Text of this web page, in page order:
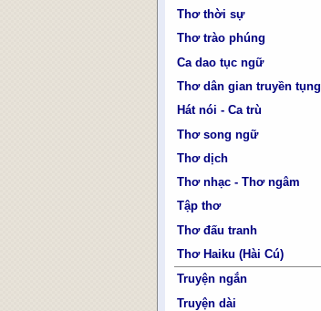
Thơ thời sự
Thơ trào phúng
Ca dao tục ngữ
Thơ dân gian truyền tụng
Hát nói - Ca trù
Thơ song ngữ
Thơ dịch
Thơ nhạc - Thơ ngâm
Tập thơ
Thơ đấu tranh
Thơ Haiku (Hài Cú)
Truyện ngắn
Truyện dài